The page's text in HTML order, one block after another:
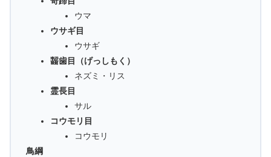
ウマ
ウサギ目
ウサギ
齧歯目（げっしもく）
ネズミ・リス
霊長目
サル
コウモリ目
コウモリ
鳥綱